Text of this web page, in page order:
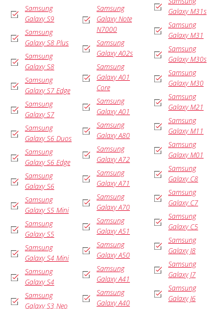
Samsung
Galaxy S9
Samsung
Galaxy S8 Plus
Samsung
Galaxy S8
Samsung
Galaxy S7 Edge
Samsung
Galaxy S7
Samsung
Galaxy S6 Duos
Samsung
Galaxy S6 Edge
Samsung
Galaxy S6
Samsung
Galaxy S5 Mini
Samsung
Galaxy S5
Samsung
Galaxy S4 Mini
Samsung
Galaxy S4
Samsung
Galaxy S3 Neo
Samsung
Galaxy Note
N7000
Samsung
Galaxy A02s
Samsung
Galaxy A01
Core
Samsung
Galaxy A01
Samsung
Galaxy A80
Samsung
Galaxy A72
Samsung
Galaxy A71
Samsung
Galaxy A70
Samsung
Galaxy A51
Samsung
Galaxy A50
Samsung
Galaxy A41
Samsung
Galaxy A40
Galaxy M31s
Samsung
Galaxy M31
Samsung
Galaxy M30s
Samsung
Galaxy M30
Samsung
Galaxy M21
Samsung
Galaxy M11
Samsung
Galaxy M01
Samsung
Galaxy C8
Samsung
Galaxy C7
Samsung
Galaxy C5
Samsung
Galaxy J8
Samsung
Galaxy J7
Samsung
Galaxy J6